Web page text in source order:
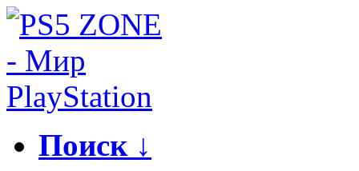
Поиск ↓